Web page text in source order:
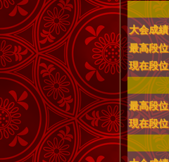
大会成績
最高段位
現在段位
最高段位
現在段位